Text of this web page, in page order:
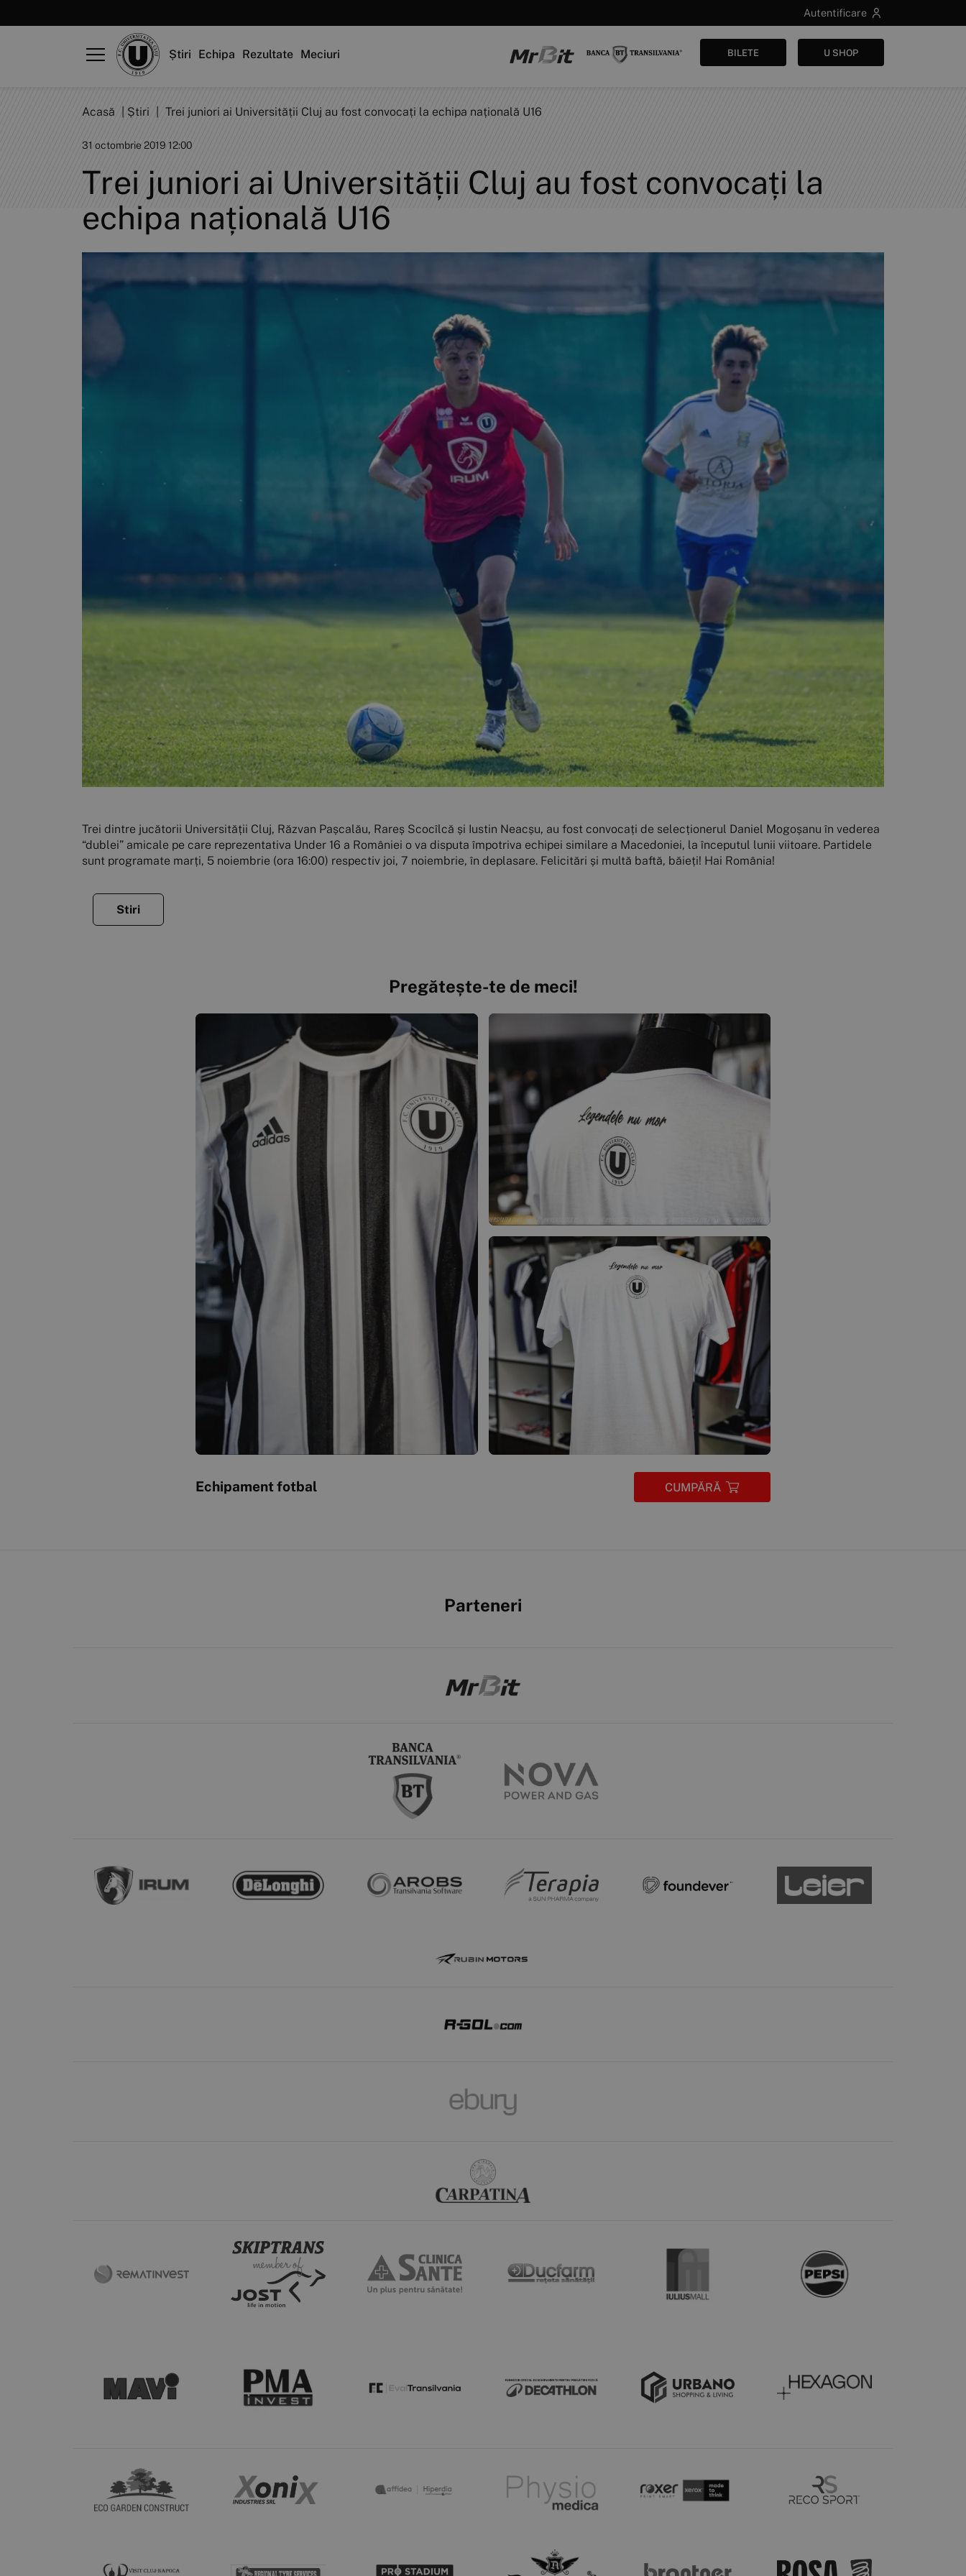
Autentificare
Știri Echipa Rezultate Meciuri BILETE U SHOP
Acasă Știri Trei juniori ai Universității Cluj au fost convocați la echipa națională U16
31 octombrie 2019 12:00
Trei juniori ai Universității Cluj au fost convocați la
echipa națională U16
Trei dintre jucătorii Universității Cluj, Răzvan Pașcalău, Rareș Scocîlcă și Iustin Neacșu, au fost convocați de selecționerul Daniel Mogoșanu în vederea
“dublei” amicale pe care reprezentativa Under 16 a României o va disputa împotriva echipei similare a Macedoniei, la începutul lunii viitoare. Partidele
sunt programate marți, 5 noiembrie (ora 16:00) respectiv joi, 7 noiembrie, în deplasare. Felicitări și multă baftă, băieți! Hai România!
Stiri
Pregătește-te de meci!
Echipament fotbal CUMPĂRĂ
Parteneri